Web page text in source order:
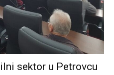
sektor u Petrovcu